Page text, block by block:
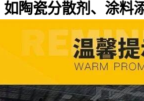
陶瓷分散剂、涂料